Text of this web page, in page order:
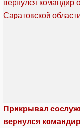
Прикрывал
вернулся